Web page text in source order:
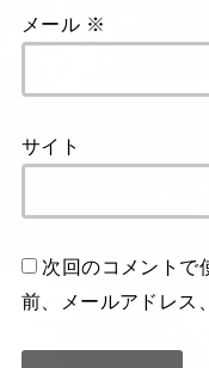
メール ※
サイト
次回のコメントで
前、メールアドレス